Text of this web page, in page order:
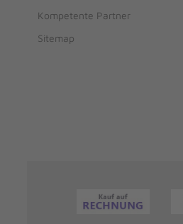
Kompetente Partner
Sitemap